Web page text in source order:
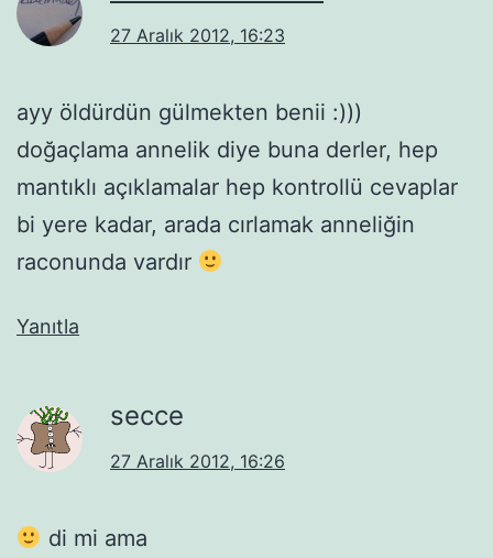
27 Aralık 2012, 16:23
ayy öldürdün gülmekten benii :)))
doğaçlama annelik diye buna derler, hep
mantıklı açıklamalar hep kontrollü cevaplar
bi yere kadar, arada cırlamak anneliğin
raconunda vardır
Yanıtla
secce
27 Aralık 2012, 16:26
di mi ama